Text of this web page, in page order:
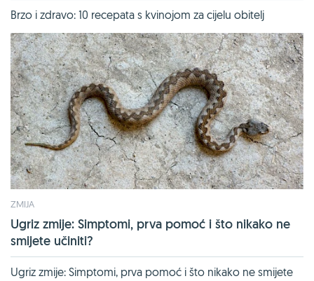
Brzo i zdravo: 10 recepata s kvinojom za cijelu obitelj
ZMIJA
Ugriz zmije: Simptomi, prva pomoć i što nikako ne
smijete učiniti?
Ugriz zmije: Simptomi, prva pomoć i što nikako ne smijete